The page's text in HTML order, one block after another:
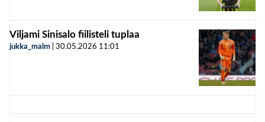
Viljami Sinisalo fiilisteli tuplaa
jukka_malm 30.05.2026 11:01